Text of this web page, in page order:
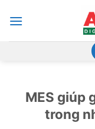
qua
MES giúp
trong